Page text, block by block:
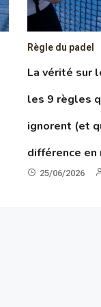
Règle du padel
La vérité sur
les 9 règles
ignorent (et
différence en
25/06/2026